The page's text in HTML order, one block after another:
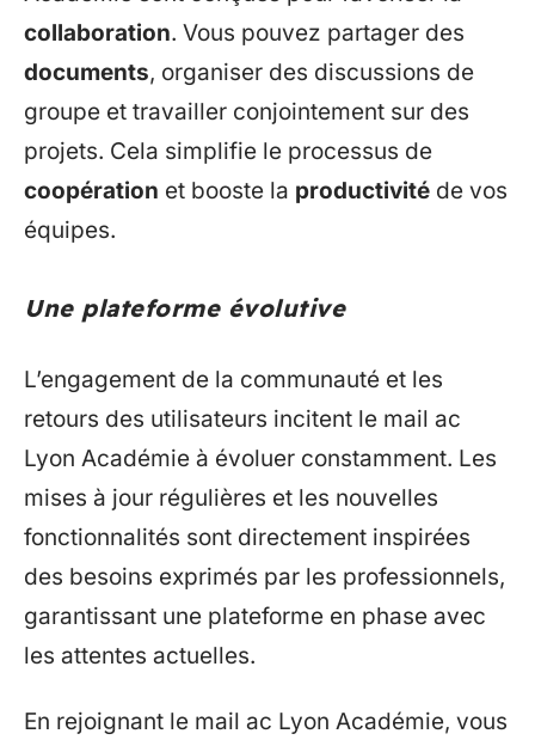
collaboration. Vous pouvez partager des
documents, organiser des discussions de
groupe et travailler conjointement sur des
projets. Cela simplifie le processus de
coopération et booste la productivité de vos
équipes.
Une plateforme évolutive
L’engagement de la communauté et les
retours des utilisateurs incitent le mail ac
Lyon Académie à évoluer constamment. Les
mises à jour régulières et les nouvelles
fonctionnalités sont directement inspirées
des besoins exprimés par les professionnels,
garantissant une plateforme en phase avec
les attentes actuelles.
En rejoignant le mail ac Lyon Académie, vous